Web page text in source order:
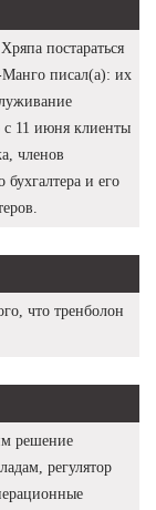
постараться
Манго писал(а): их
с 11 июня клиенты
членов
бухгалтера и его
что тренболон
решение
регулятор